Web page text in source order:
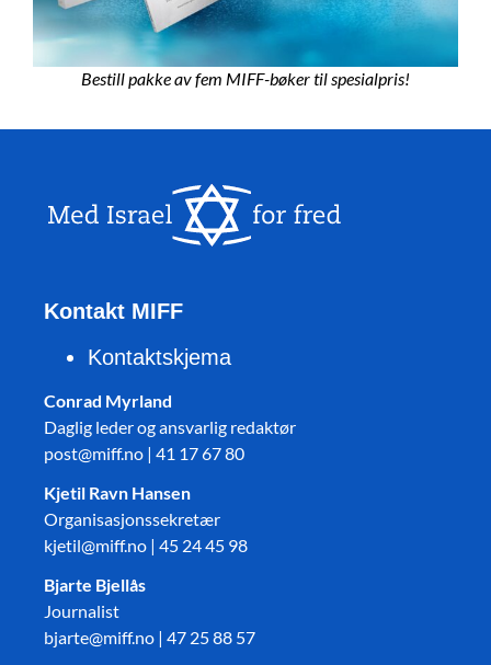
Bestill pakke av fem MIFF-bøker til spesialpris!
Kontakt MIFF
Kontaktskjema
Conrad Myrland
Daglig leder og ansvarlig redaktør
post@miff.no | 41 17 67 80
Kjetil Ravn Hansen
Organisasjonssekretær
kjetil@miff.no | 45 24 45 98
Bjarte Bjellås
Journalist
bjarte@miff.no | 47 25 88 57